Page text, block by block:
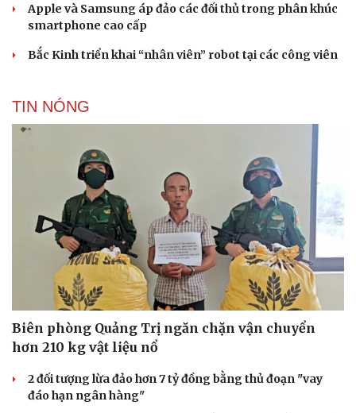
Apple và Samsung áp đảo các đối thủ trong phân khúc
smartphone cao cấp
Bắc Kinh triển khai “nhân viên” robot tại các công viên
TIN NÓNG
Biên phòng Quảng Trị ngăn chặn vận chuyển
hơn 210 kg vật liệu nổ
2 đối tượng lừa đảo hơn 7 tỷ đồng bằng thủ đoạn "vay
đáo hạn ngân hàng"